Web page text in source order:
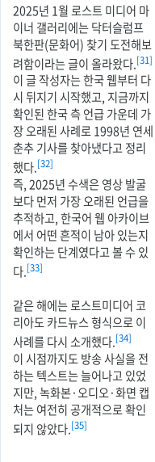
2025년 1월 로스트 미디어 마
이너 갤러리에는 닥터슬럼프
북한판(문화어) 찾기 도전해보
려함이라는 글이 올라왔다.[31]
이 글 작성자는 한국 웹부터 다
시 뒤지기 시작했고, 지금까지
확인된 한국 측 언급 가운데 가
장 오래된 사례로 1998년 연세
춘추 기사를 찾아냈다고 정리
했다.[32]
즉, 2025년 수색은 영상 발굴
보다 먼저 가장 오래된 언급을
추적하고, 한국어 웹 아카이브
에서 어떤 흔적이 남아 있는지
확인하는 단계였다고 볼 수 있
다.[33]
같은 해에는 로스트미디어 코
리아도 카드뉴스 형식으로 이
사례를 다시 소개했다.[34]
이 시점까지도 방송 사실을 전
하는 텍스트는 늘어나고 있었
지만, 녹화본·오디오·화면 캡
처는 여전히 공개적으로 확인
되지 않았다.[35]